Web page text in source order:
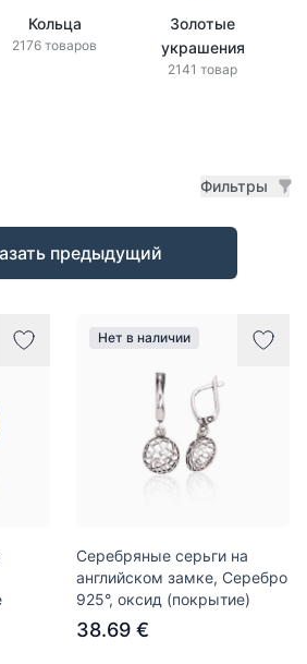
Кольца
2176 товаров
Золотые
украшения
2141 товар
Фильтры
предыдущий
Нет в наличии
Серебряные серьги на
английском замке, Серебро
925°, оксид (покрытие)
38.69 €